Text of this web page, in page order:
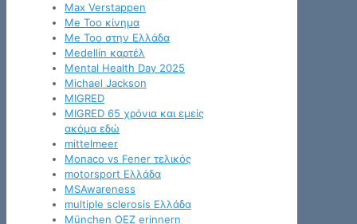
Max Verstappen
Me Too κίνημα
Me Too στην Ελλάδα
Medellín καρτέλ
Mental Health Day 2025
Michael Jackson
MIGRED
MIGRED 65 χρόνια και εμείς
ακόμα εδώ
mittelmeer
Monaco vs Fener τελικός
motorsport Ελλάδα
MSAwareness
multiple sclerosis Ελλάδα
München OEZ erinnern